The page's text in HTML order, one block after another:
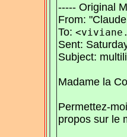
----- Original
From:
To:
Sent:
Subject:
Madame la
Permettez-
propos sur le